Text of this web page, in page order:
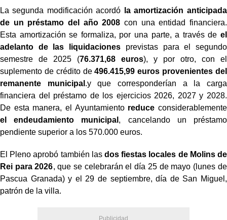
La segunda modificación acordó
la amortización anticipada
de un préstamo del año 2008 con una entidad financiera.
Esta amortización se formaliza, por una parte, a través de el
adelanto de las liquidaciones previstas para el segundo
semestre de 2025 (76.371,68 euros), y por otro, con el
suplemento de crédito de496.415,99 euros provenientes del
remanente municipal .y que corresponderían a la carga
financiera del préstamo de los ejercicios 2026, 2027 y 2028.
De esta manera, el Ayuntamiento reduce considerablemente
el endeudamiento municipal , cancelando un préstamo
pendiente superior a los 570.000 euros.
El Pleno aprobó también las dos fiestas locales de Molins de
Rei para 2026, que se celebrarán el día 25 de mayo (lunes de
Pascua Granada) y el 29 de septiembre, día de San Miguel,
patrón de la villa.